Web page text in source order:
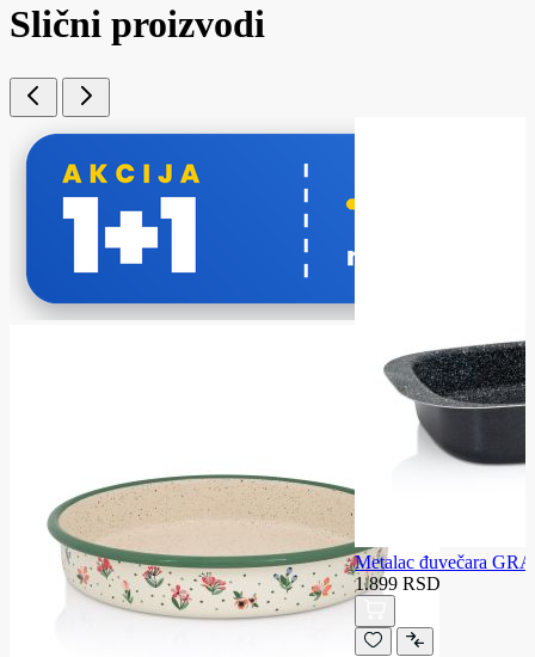
Slični proizvodi
Metalac đuvečara
1.899 RSD